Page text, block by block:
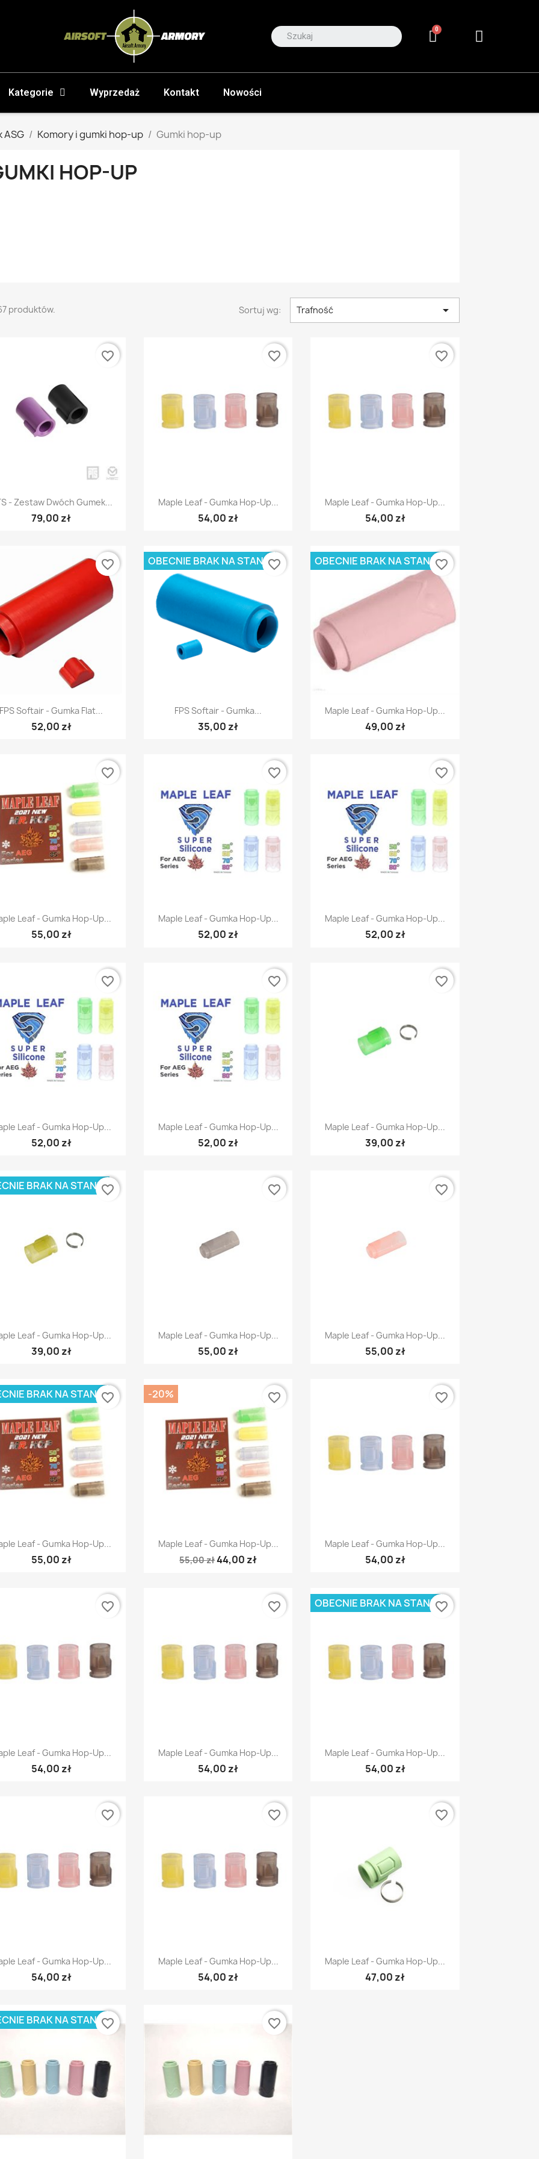
Kategorie Wyprzedaż Kontakt Nowości
ASG Komory i gumki hop-up Gumki hop-up
HOP-UP
produktów. Sortuj wg: Trafność 
Szybki podgląd
- Zestaw Dwóch Gumek...
79,00 zł
favorite_border
Szybki podgląd
Maple Leaf - Gumka Hop-Up...
54,00 zł
favorite_border
Szybki podgląd
Maple Leaf - Gumka Hop-Up...
54,00 zł
favorite_border
Szybki podgląd
FPS Softair - Gumka Flat...
52,00 zł
favorite_border
Szybki podgląd
FPS Softair - Gumka...
35,00 zł
OBECNIE BRAK NA STANIEfavorite_border
Szybki podgląd
Maple Leaf - Gumka Hop-Up...
49,00 zł
OBECNIE BRAK NA STANIEfavorite_border
Szybki podgląd
Leaf - Gumka Hop-Up...
55,00 zł
favorite_border
Szybki podgląd
Maple Leaf - Gumka Hop-Up...
52,00 zł
favorite_border
Szybki podgląd
Maple Leaf - Gumka Hop-Up...
52,00 zł
favorite_border
Szybki podgląd
Leaf - Gumka Hop-Up...
52,00 zł
favorite_border
Szybki podgląd
Maple Leaf - Gumka Hop-Up...
52,00 zł
favorite_border
Szybki podgląd
Maple Leaf - Gumka Hop-Up...
39,00 zł
favorite_border
Szybki podgląd
Leaf - Gumka Hop-Up...
39,00 zł
BRAK NA STANIEfavorite_border
Szybki podgląd
Maple Leaf - Gumka Hop-Up...
55,00 zł
favorite_border
Szybki podgląd
Maple Leaf - Gumka Hop-Up...
55,00 zł
favorite_border
Szybki podgląd
Leaf - Gumka Hop-Up...
55,00 zł
BRAK NA STANIEfavorite_border
Szybki podgląd
Maple Leaf - Gumka Hop-Up...
55,00 zł44,00 zł
-20% favorite_border
Szybki podgląd
Maple Leaf - Gumka Hop-Up...
54,00 zł
favorite_border
Szybki podgląd
Leaf - Gumka Hop-Up...
54,00 zł
favorite_border
Szybki podgląd
Maple Leaf - Gumka Hop-Up...
54,00 zł
favorite_border
Szybki podgląd
Maple Leaf - Gumka Hop-Up...
54,00 zł
OBECNIE BRAK NA STANIEfavorite_border
Szybki podgląd
Leaf - Gumka Hop-Up...
54,00 zł
favorite_border
Szybki podgląd
Maple Leaf - Gumka Hop-Up...
54,00 zł
favorite_border
Szybki podgląd
Maple Leaf - Gumka Hop-Up...
47,00 zł
favorite_border
BRAK NA STANIEfavorite_border favorite_border